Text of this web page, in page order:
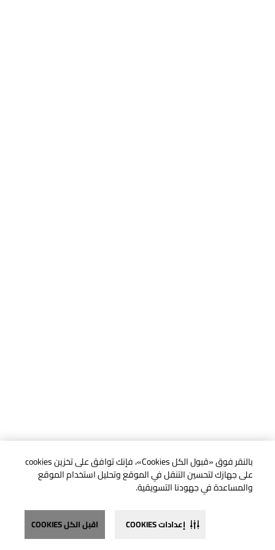
بالنقر فوق «قبول الكل Cookies»، فإنك توافق على تخزين cookies
على جهازك لتحسين التنقل في الموقع وتحليل استخدام الموقع
والمساعدة في جهودنا التسويقية.
اقبل الكل COOKIES إعدادات COOKIES